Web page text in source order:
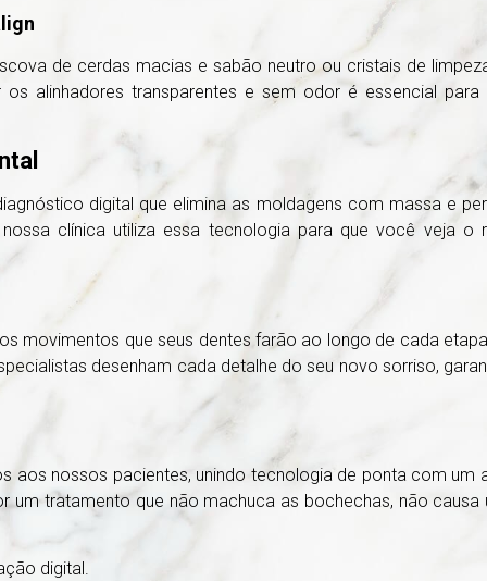
de cerdas macias e sabão neutro ou cristais de
alinhadores transparentes e sem odor é essencial
digital que elimina as moldagens com massa e
clínica utiliza essa tecnologia para que você veja
movimentos que seus dentes farão ao longo de cada
desenham cada detalhe do seu novo sorriso,
aos nossos pacientes, unindo tecnologia de ponta com um
um tratamento que não machuca as bochechas, não
digital.